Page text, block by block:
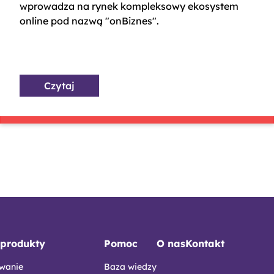
wprowadza na rynek kompleksowy ekosystem
online pod nazwą "onBiznes".
Czytaj
Pomoc
Baza wiedzy
O nasKontakt